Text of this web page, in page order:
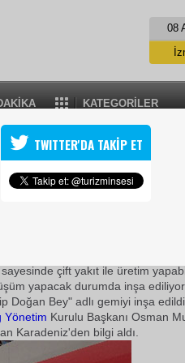
08
KATEGORİLER
PROJESİ
amacıyla, KARKEY
kendi makineleriyle denizde
sayesinde çift yakıt ile üretim
yapacak durumda inşa
Doğan Bey" adlı gemiyi inşa
Yönetim Kurulu Başkanı Osman
Karadeniz'den bilgi aldı.
TWITTER'DA TAKİP ET